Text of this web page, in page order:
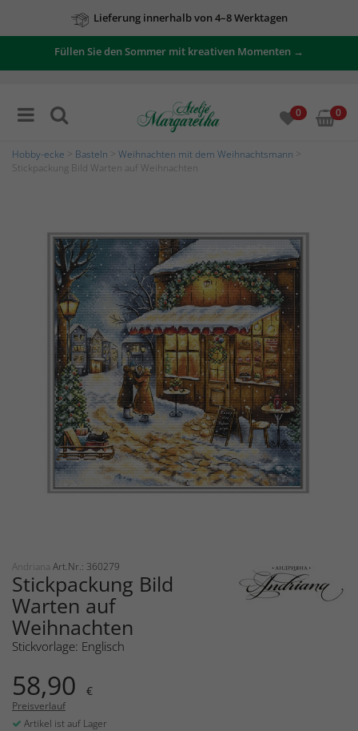
Lieferung innerhalb von 4–8 Werktagen
Füllen Sie den Sommer mit kreativen Momenten →
0 0
Hobby-ecke Basteln Weihnachten mit dem Weihnachtsmann
Stickpackung Bild Warten auf Weihnachten
Andriana Art.Nr.: 360279
Stickpackung Bild
Warten auf
Weihnachten
Stickvorlage: Englisch
58,90 €
Preisverlauf
Artikel ist auf Lager